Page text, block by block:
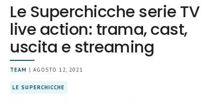
Le Superchicche serie TV
live action: trama, cast,
uscita e streaming
TEAM | AGOSTO 12, 2021
LE SUPERCHICCHE